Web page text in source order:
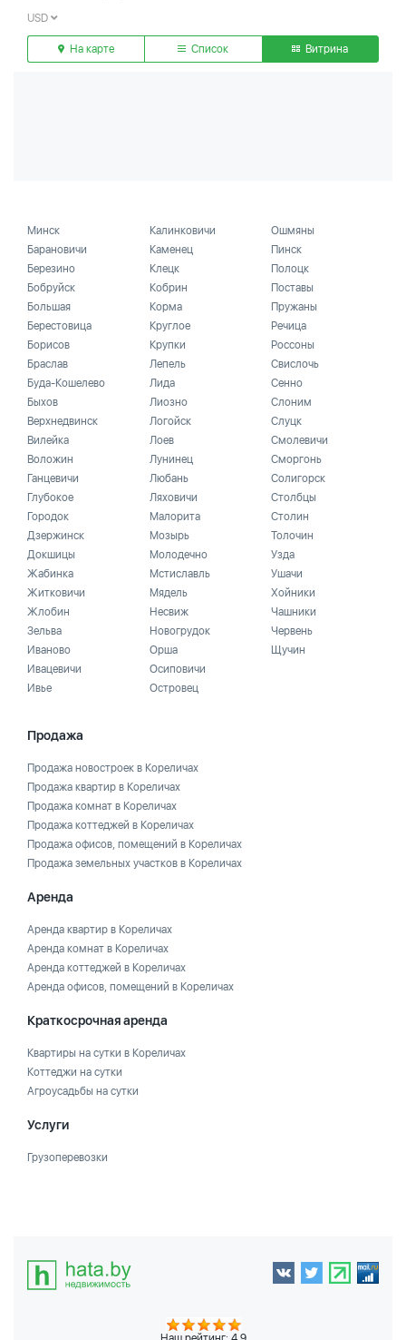
USD
На карте Список Витрина
Минск
Барановичи
Березино
Бобруйск
Большая
Берестовица
Борисов
Браслав
Буда-Кошелево
Быхов
Верхнедвинск
Вилейка
Воложин
Ганцевичи
Глубокое
Городок
Дзержинск
Докшицы
Жабинка
Житковичи
Жлобин
Зельва
Иваново
Ивацевичи
Ивье
Калинковичи
Каменец
Клецк
Кобрин
Корма
Круглое
Крупки
Лепель
Лида
Лиозно
Логойск
Лоев
Лунинец
Любань
Ляховичи
Малорита
Мозырь
Молодечно
Мстиславль
Мядель
Несвиж
Новогрудок
Орша
Осиповичи
Островец
Ошмяны
Пинск
Полоцк
Поставы
Пружаны
Речица
Россоны
Свислочь
Сенно
Слоним
Слуцк
Смолевичи
Сморгонь
Солигорск
Столбцы
Столин
Толочин
Узда
Ушачи
Хойники
Чашники
Червень
Щучин
Продажа
Продажа новостроек в Кореличах
Продажа квартир в Кореличах
Продажа комнат в Кореличах
Продажа коттеджей в Кореличах
Продажа офисов, помещений в Кореличах
Продажа земельных участков в Кореличах
Аренда
Аренда квартир в Кореличах
Аренда комнат в Кореличах
Аренда коттеджей в Кореличах
Аренда офисов, помещений в Кореличах
Краткосрочная аренда
Квартиры на сутки в Кореличах
Коттеджи на сутки
Агроусадьбы на сутки
Услуги
Грузоперевозки